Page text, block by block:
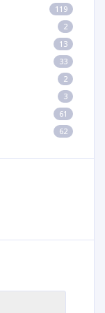
119
2
13
33
2
3
61
62